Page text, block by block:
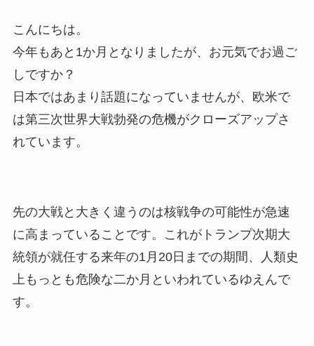
こんにちは。
今年もあと1か月となりましたが、お元気でお過ご
しですか？
日本ではあまり話題になっていませんが、欧米で
は第三次世界大戦勃発の危機がクローズアップさ
れています。
先の大戦と大きく違うのは核戦争の可能性が急速
に高まっていることです。これがトランプ次期大
統領が就任する来年の1月20日までの期間、人類史
上もっとも危険な二か月といわれているゆえんで
す。